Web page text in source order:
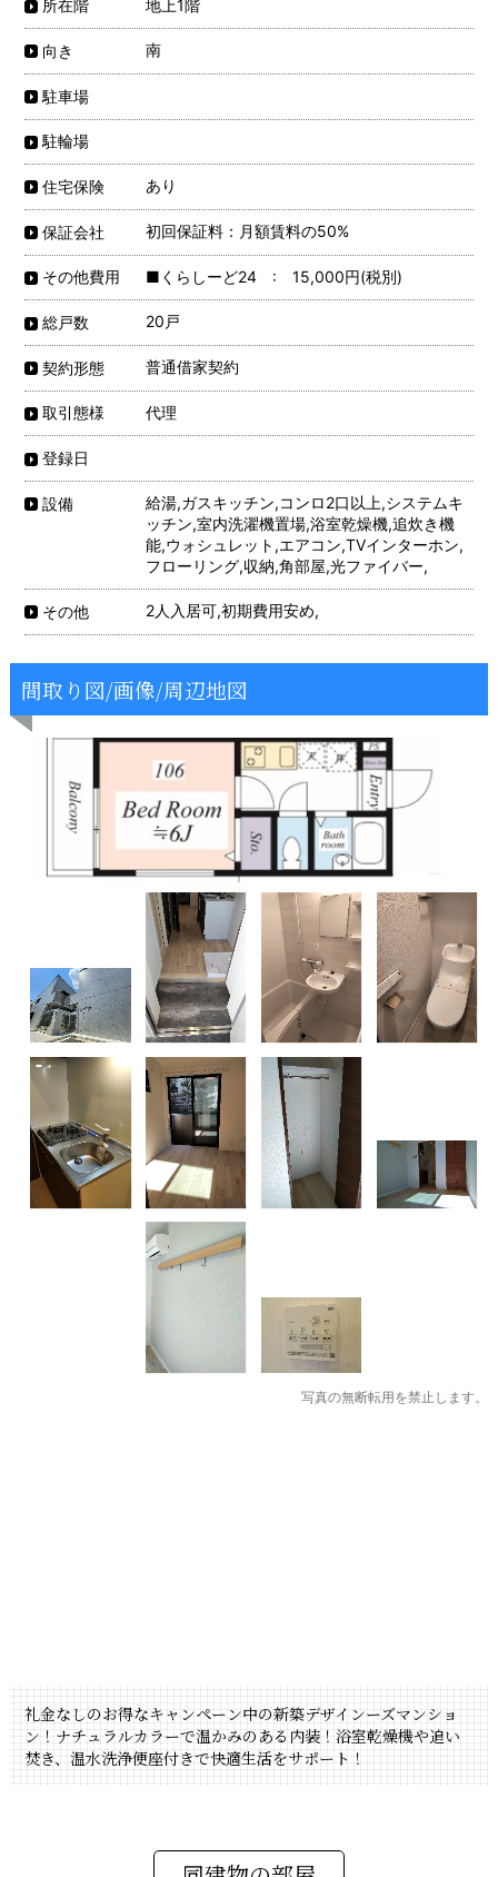
所在階 地上1階
向き 南
駐車場
駐輪場
住宅保険 あり
保証会社 初回保証料：月額賃料の50%
その他費用 ■くらしーど24 : 15,000円(税別)
総戸数 20戸
契約形態 普通借家契約
取引態様 代理
登録日
設備
給湯,ガスキッチン,コンロ2口以上,システムキ
ッチン,室内洗濯機置場,浴室乾燥機,追炊き機
能,ウォシュレット,エアコン,TVインターホン,
フローリング,収納,角部屋,光ファイバー,
その他 2人入居可,初期費用安め,
間取り図/画像/周辺地図
写真の無断転用を禁止します。
礼金なしのお得なキャンペーン中の新築デザインーズマンショ
ン！ナチュラルカラーで温かみのある内装！浴室乾燥機や追い
焚き、温水洗浄便座付きで快適生活をサポート！